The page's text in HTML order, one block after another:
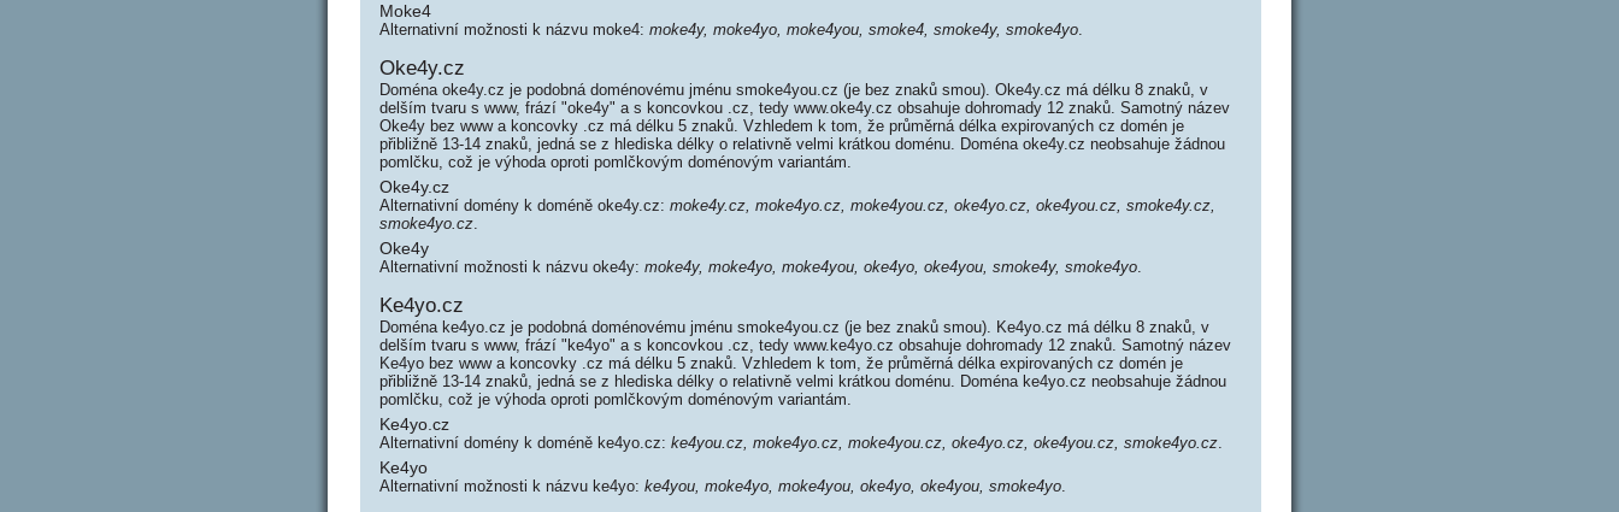
Moke4
Alternativní možnosti k názvu moke4: moke4y, moke4yo, moke4you, smoke4, smoke4y, smoke4yo.
Oke4y.cz
Doména oke4y.cz je podobná doménovému jménu smoke4you.cz (je bez znaků smou). Oke4y.cz má délku 8 znaků, v
delším tvaru s www, frází "oke4y" a s koncovkou .cz, tedy www.oke4y.cz obsahuje dohromady 12 znaků. Samotný název
Oke4y bez www a koncovky .cz má délku 5 znaků. Vzhledem k tom, že průměrná délka expirovaných cz domén je
přibližně 13-14 znaků, jedná se z hlediska délky o relativně velmi krátkou doménu. Doména oke4y.cz neobsahuje žádnou
pomlčku, což je výhoda oproti pomlčkovým doménovým variantám.
Oke4y.cz
Alternativní domény k doméně oke4y.cz: moke4y.cz, moke4yo.cz, moke4you.cz, oke4yo.cz, oke4you.cz, smoke4y.cz,
smoke4yo.cz.
Oke4y
Alternativní možnosti k názvu oke4y: moke4y, moke4yo, moke4you, oke4yo, oke4you, smoke4y, smoke4yo.
Ke4yo.cz
Doména ke4yo.cz je podobná doménovému jménu smoke4you.cz (je bez znaků smou). Ke4yo.cz má délku 8 znaků, v
delším tvaru s www, frází "ke4yo" a s koncovkou .cz, tedy www.ke4yo.cz obsahuje dohromady 12 znaků. Samotný název
Ke4yo bez www a koncovky .cz má délku 5 znaků. Vzhledem k tom, že průměrná délka expirovaných cz domén je
přibližně 13-14 znaků, jedná se z hlediska délky o relativně velmi krátkou doménu. Doména ke4yo.cz neobsahuje žádnou
pomlčku, což je výhoda oproti pomlčkovým doménovým variantám.
Ke4yo.cz
Alternativní domény k doméně ke4yo.cz: ke4you.cz, moke4yo.cz, moke4you.cz, oke4yo.cz, oke4you.cz, smoke4yo.cz.
Ke4yo
Alternativní možnosti k názvu ke4yo: ke4you, moke4yo, moke4you, oke4yo, oke4you, smoke4yo.